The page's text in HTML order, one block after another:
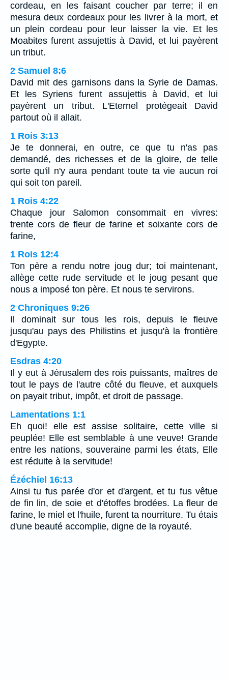
cordeau, en les faisant coucher par terre; il en
mesura deux cordeaux pour les livrer à la mort, et
un plein cordeau pour leur laisser la vie. Et les
Moabites furent assujettis à David, et lui payèrent
un tribut.
2 Samuel 8:6
David mit des garnisons dans la Syrie de Damas.
Et les Syriens furent assujettis à David, et lui
payèrent un tribut. L'Eternel protégeait David
partout où il allait.
1 Rois 3:13
Je te donnerai, en outre, ce que tu n'as pas
demandé, des richesses et de la gloire, de telle
sorte qu'il n'y aura pendant toute ta vie aucun roi
qui soit ton pareil.
1 Rois 4:22
Chaque jour Salomon consommait en vivres:
trente cors de fleur de farine et soixante cors de
farine,
1 Rois 12:4
Ton père a rendu notre joug dur; toi maintenant,
allège cette rude servitude et le joug pesant que
nous a imposé ton père. Et nous te servirons.
2 Chroniques 9:26
Il dominait sur tous les rois, depuis le fleuve
jusqu'au pays des Philistins et jusqu'à la frontière
d'Egypte.
Esdras 4:20
Il y eut à Jérusalem des rois puissants, maîtres de
tout le pays de l'autre côté du fleuve, et auxquels
on payait tribut, impôt, et droit de passage.
Lamentations 1:1
Eh quoi! elle est assise solitaire, cette ville si
peuplée! Elle est semblable à une veuve! Grande
entre les nations, souveraine parmi les états, Elle
est réduite à la servitude!
Ézéchiel 16:13
Ainsi tu fus parée d'or et d'argent, et tu fus vêtue
de fin lin, de soie et d'étoffes brodées. La fleur de
farine, le miel et l'huile, furent ta nourriture. Tu étais
d'une beauté accomplie, digne de la royauté.